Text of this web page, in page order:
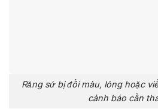
Răng sứ bị đổi màu, lỏng hoặc
cảnh báo cần